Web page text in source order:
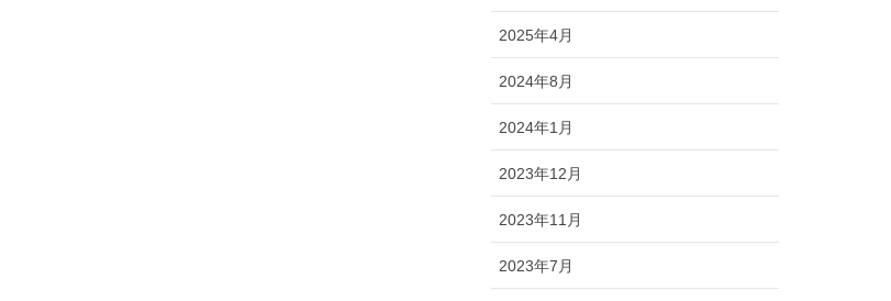
2025年4月
2024年8月
2024年1月
2023年12月
2023年11月
2023年7月